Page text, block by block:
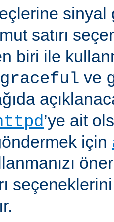
sinyal
satırı
biri ile
graceful ve
’ye ait
için